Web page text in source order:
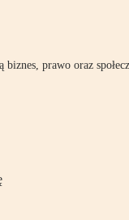
prawo oraz